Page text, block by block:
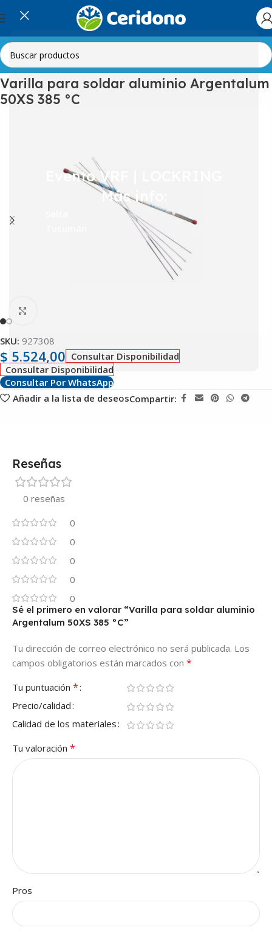
Evento VRF | LOCKRING
Más info:
Inicio Herramientas e Insumos
Varilla para soldar aluminio Argentalum
50XS 385 °C
SKU: 927308
$ 5.524,00 Consultar Disponibilidad
Consultar Disponibilidad
Consultar Por WhatsApp
Añadir a la lista de deseosCompartir:
Reseñas
0 reseñas
0
0
0
0
0
Sé el primero en valorar “Varilla para soldar aluminio
Argentalum 50XS 385 °C”
Tu dirección de correo electrónico no será publicada. Los
campos obligatorios están marcados con *
Tu puntuación *
Precio/calidad
Calidad de los materiales
Tu valoración *
Pros